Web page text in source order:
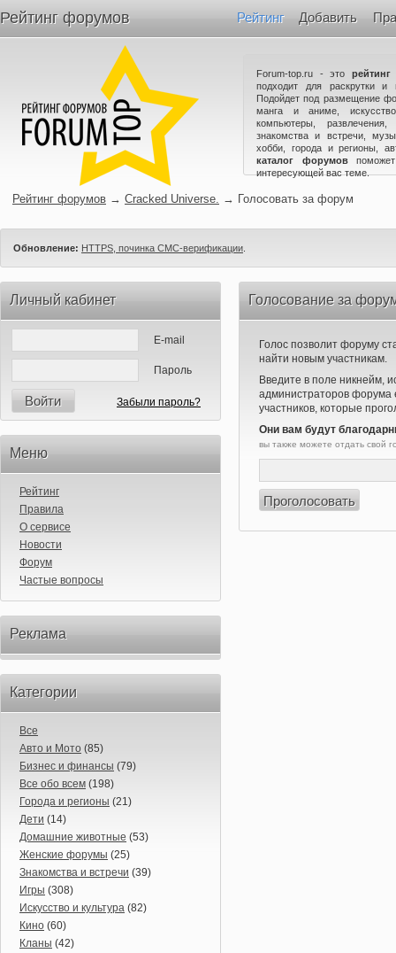
Рейтинг форумов Рейтинг Добавить
Forum-top.ru - это
подходит для раскрутки и
Подойдет под размещение
манга и аниме,
компьютеры,
знакомства и встречи,
хобби, города и регионы,
каталог форумов
интересующей вас теме.
Рейтинг форумов → Cracked Universe. → Голосовать за форум
Обновление: HTTPS, починка СМС-верификации
Личный кабинет
E-mail
Пароль
Войти Забыли пароль?
Меню
Рейтинг
Правила
О сервисе
Новости
Форум
Частые вопросы
Реклама
Категории
Все
Авто и Мото (85)
Бизнес и финансы (79)
Все обо всем (198)
Города и регионы (21)
Дети (14)
Домашние животные (53)
Женские форумы (25)
Знакомства и встречи (39)
Игры (308)
Искусство и культура (82)
Кино (60)
Кланы (42)
Голосование за
Голос позволит форуму
найти новым участникам.
Введите в поле никнейм,
администраторов форума
участников, которые
Они вам будут
вы также можете отдать свой